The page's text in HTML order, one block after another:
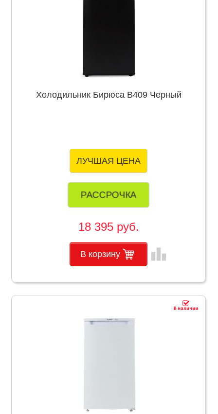
Холодильник Бирюса B409 Черный
ЛУЧШАЯ ЦЕНА
РАССРОЧКА
18 395 руб.
В корзину leaderboard